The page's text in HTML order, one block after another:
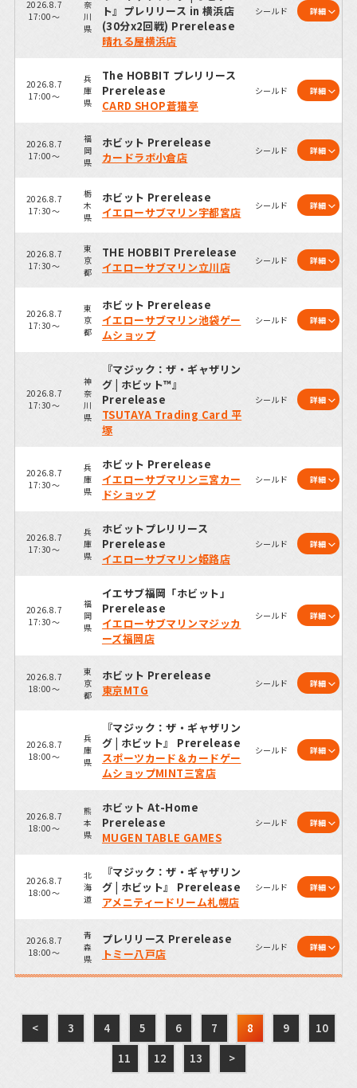
2026.8.7
17:00～
奈
川
県
ト』プレリリース in 横浜店
(30分x2回戦) Prerelease
晴れる屋横浜店
シールド 詳細
2026.8.7
17:00～
兵
庫
県
The HOBBIT プレリリース
Prerelease
CARD SHOP蒼猫亭
シールド 詳細
2026.8.7
17:00～
福
岡
県
ホビット Prerelease
カードラボ小倉店
シールド 詳細
2026.8.7
17:30～
栃
木
県
ホビット Prerelease
イエローサブマリン宇都宮店
シールド 詳細
2026.8.7
17:30～
東
京
都
THE HOBBIT Prerelease
イエローサブマリン立川店
シールド 詳細
2026.8.7
17:30～
東
京
都
ホビット Prerelease
イエローサブマリン池袋ゲー
ムショップ
シールド 詳細
2026.8.7
17:30～
神
奈
川
県
『マジック：ザ・ギャザリン
グ | ホビット™』
Prerelease
TSUTAYA Trading Card 平
塚
シールド 詳細
2026.8.7
17:30～
兵
庫
県
ホビット Prerelease
イエローサブマリン三宮カー
ドショップ
シールド 詳細
2026.8.7
17:30～
兵
庫
県
ホビットプレリリース
Prerelease
イエローサブマリン姫路店
シールド 詳細
2026.8.7
17:30～
福
岡
県
イエサブ福岡「ホビット」
Prerelease
イエローサブマリンマジッカ
ーズ福岡店
シールド 詳細
2026.8.7
18:00～
東
京
都
ホビット Prerelease
東京MTG
シールド 詳細
2026.8.7
18:00～
兵
庫
県
『マジック：ザ・ギャザリン
グ | ホビット』 Prerelease
スポーツカード＆カードゲー
ムショップMINT三宮店
シールド 詳細
2026.8.7
18:00～
熊
本
県
ホビット At-Home
Prerelease
MUGEN TABLE GAMES
シールド 詳細
2026.8.7
18:00～
北
海
道
『マジック：ザ・ギャザリン
グ | ホビット』 Prerelease
アメニティードリーム札幌店
シールド 詳細
2026.8.7
18:00～
青
森
県
プレリリース Prerelease
トミー八戸店
シールド 詳細
< 3 4 5 6 7 8 9
10
11
12 13 >